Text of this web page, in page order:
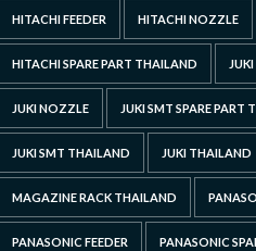
HITACHI FEEDER HITACHI NOZZLE
HITACHI SPARE PART THAILAND JUKI
JUKI NOZZLE JUKI SMT SPARE PART
JUKI SMT THAILAND JUKI THAILAND
MAGAZINE RACK THAILAND
PANASONIC FEEDER PANASONIC